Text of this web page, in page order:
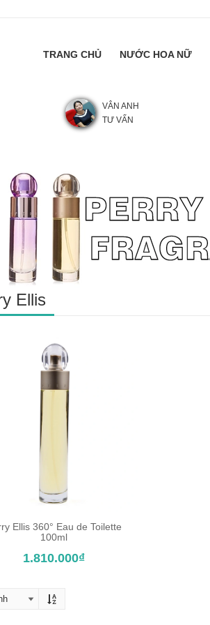
TRANG CHỦ NƯỚC HOA NỮ
VÂN ANH
TƯ VẤN
Ellis
TRƯỚC SẢN PHẨM
Ellis 360° Eau de Toilette
100ml
1.810.000₫